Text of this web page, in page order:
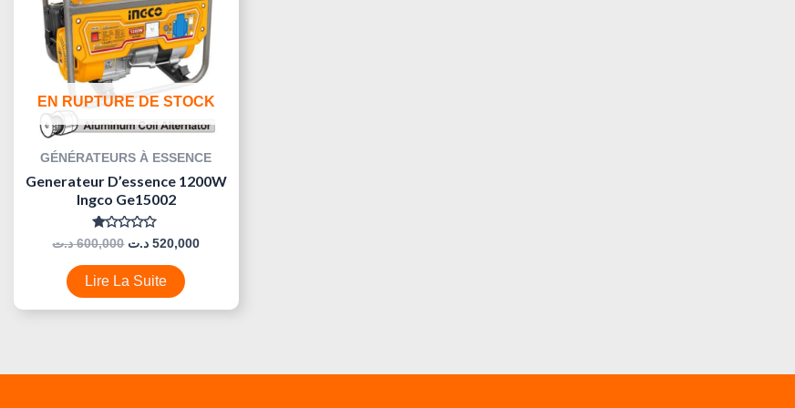
EN RUPTURE DE STOCK
GÉNÉRATEURS À ESSENCE
Generateur D’essence 1200W
Ingco Ge15002
Note
0
Sur
5
600,000 د.ت 520,000 د.ت
Lire La Suite